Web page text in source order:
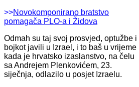
>>Novokomponirano bratstvo
pomagača PLO-a i Židova
Odmah su taj svoj prosvjed, optužbe i
bojkot javili u Izrael, i to baš u vrijeme
kada je hrvatsko izaslanstvo, na čelu
sa Andrejem Plenkovićem, 23.
siječnja, odlazilo u posjet Izraelu.